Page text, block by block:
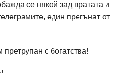
се някой зад вратата и
един прегънат от
с богатства!